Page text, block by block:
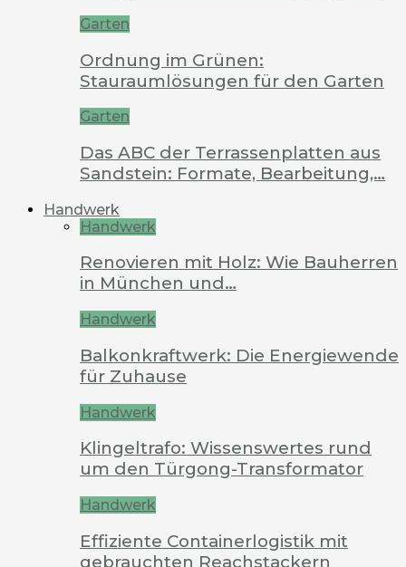
Garten
Ordnung im Grünen:
Stauraumlösungen für den Garten
Garten
Das ABC der Terrassenplatten aus
Sandstein: Formate, Bearbeitung,…
Handwerk
Handwerk
Renovieren mit Holz: Wie Bauherren
in München und…
Handwerk
Balkonkraftwerk: Die Energiewende
für Zuhause
Handwerk
Klingeltrafo: Wissenswertes rund
um den Türgong-Transformator
Handwerk
Effiziente Containerlogistik mit
gebrauchten Reachstackern